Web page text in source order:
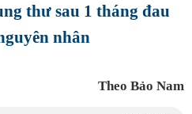
thư sau 1 tháng đau
nhân
Theo Bảo Nam